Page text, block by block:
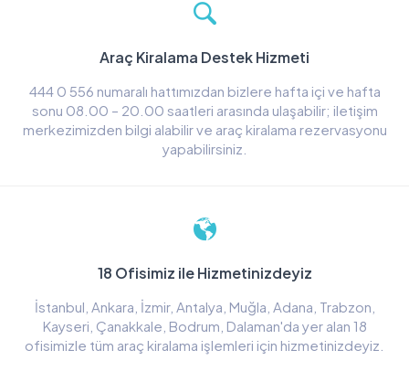
Araç Kiralama Destek Hizmeti
444 0 556 numaralı hattımızdan bizlere hafta içi ve hafta
sonu 08.00 – 20.00 saatleri arasında ulaşabilir; iletişim
merkezimizden bilgi alabilir ve araç kiralama rezervasyonu
yapabilirsiniz.
18 Ofisimiz ile Hizmetinizdeyiz
İstanbul, Ankara, İzmir, Antalya, Muğla, Adana, Trabzon,
Kayseri, Çanakkale, Bodrum, Dalaman'da yer alan 18
ofisimizle tüm araç kiralama işlemleri için hizmetinizdeyiz.